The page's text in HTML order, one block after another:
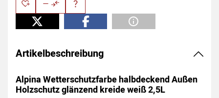
Artikelbeschreibung
Alpina Wetterschutzfarbe halbdeckend Außen
Holzschutz glänzend kreide weiß 2,5L